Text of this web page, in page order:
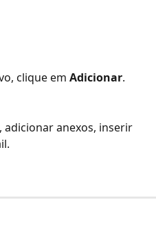
clique em Adicionar.
anexos, inserir